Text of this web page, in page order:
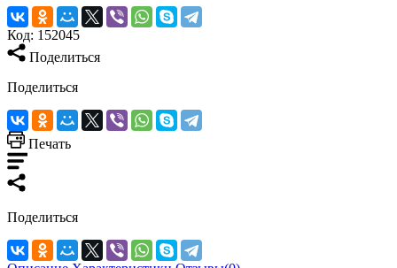
Код: 152045
Поделиться
Поделиться
Печать
Поделиться